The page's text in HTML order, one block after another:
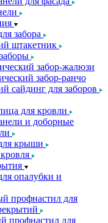
забора
штакетник
забор-жалюзи
забор-ранчо
сайдинг для заборов
для кровли
и доборные
крыши
опалубки и
профнастил для
профнастил для